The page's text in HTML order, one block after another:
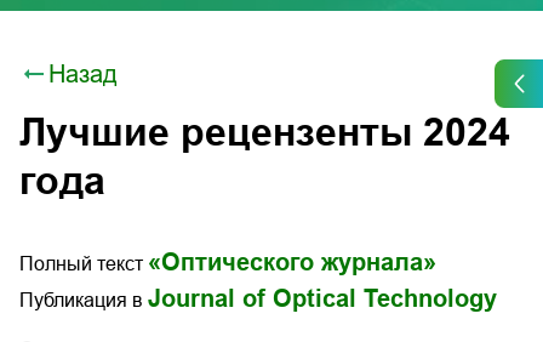
Назад
Лучшие рецензенты 2024
года
Полный текст «Оптического журнала»
Публикация в Journal of Optical Technology